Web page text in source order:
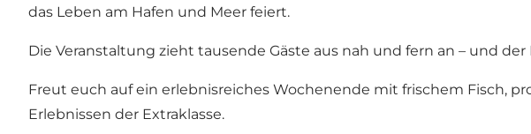
das Leben am Hafen und Meer feiert.
Die Veranstaltung zieht tausende Gäste aus nah und fern an – und
Freut euch auf ein erlebnisreiches Wochenende mit frischem Fisch,
Erlebnissen der Extraklasse.